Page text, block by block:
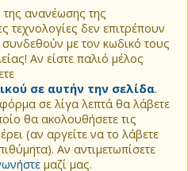
ανανέωσης της
τεχνολογίες δεν επιτρέπουν
με τον κωδικό τους
Αν είστε παλιό μέλος
σε αυτήν την σελίδα.
σε λίγα λεπτά θα λάβετε
θα ακολουθήσετε τις
(αν αργείτε να το λάβετε
Αν αντιμετωπίσετε
μαζί μας.